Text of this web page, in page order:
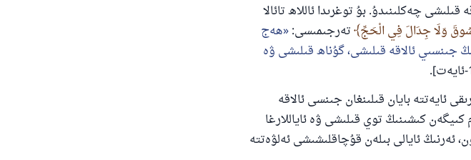
قىلىشى چەكلىنىدۇ. بۇ توغرىدا ئاللاھ تائالا
وَلَا جِدَالَ فِي الْحَجِّ تەرجىمىسى: ھەج
جىنسىي ئالاقە قىلىشى، گۇناھ قىلىشى ۋە
ئايەتتە بايان قىلىنغان جىنسى ئالاقە
كىشىنىڭ توي قىلىشى ۋە ئاياللارغا
ئەرنىڭ ئايالى بىلەن قۇچاقلىشىشى ئەلۋەتتە